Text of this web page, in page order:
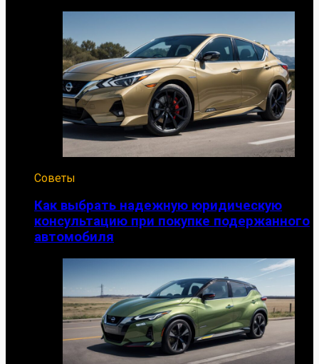
Советы
Как выбрать надежную юридическую
консультацию при покупке подержанного
автомобиля